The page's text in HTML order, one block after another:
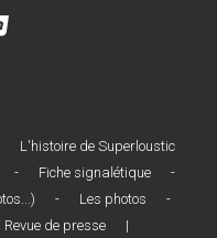
L'histoire de Superloustic
- Fiche signalétique
-
- Les photos
-
Revue de presse
|